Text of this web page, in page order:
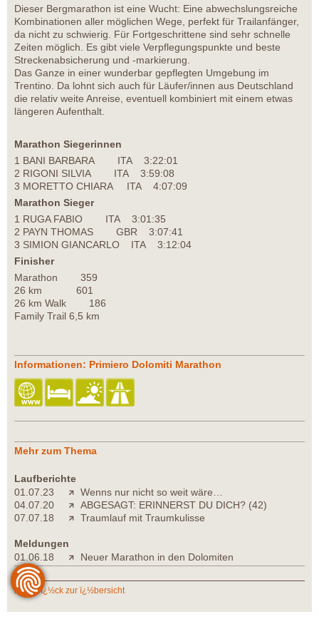
Dieser Bergmarathon ist eine Wucht: Eine abwechslungsreiche
Kombinationen aller möglichen Wege, perfekt für Trailanfänger,
da nicht zu schwierig. Für Fortgeschrittene sind sehr schnelle
Zeiten möglich. Es gibt viele Verpflegungspunkte und beste
Streckenabsicherung und -markierung.
Das Ganze in einer wunderbar gepflegten Umgebung im
Trentino. Da lohnt sich auch für Läufer/innen aus Deutschland
die relativ weite Anreise, eventuell kombiniert mit einem etwas
längeren Aufenthalt.
Marathon Siegerinnen
1 BANI BARBARA ITA 3:22:01
2 RIGONI SILVIA ITA 3:59:08
3 MORETTO CHIARA ITA 4:07:09
Marathon Sieger
1 RUGA FABIO ITA 3:01:35
2 PAYN THOMAS GBR 3:07:41
3 SIMION GIANCARLO ITA 3:12:04
Finisher
Marathon 359
26 km 601
26 km Walk 186
Family Trail 6,5 km
Informationen: Primiero Dolomiti Marathon
Mehr zum Thema
Laufberichte
01.07.23
Wenns nur nicht so weit wäre…
04.07.20
ABGESAGT: ERINNERST DU DICH? (42)
07.07.18
Traumlauf mit Traumkulisse
Meldungen
01.06.18
Neuer Marathon in den Dolomiten
zurï¿½ck zur ï¿½bersicht